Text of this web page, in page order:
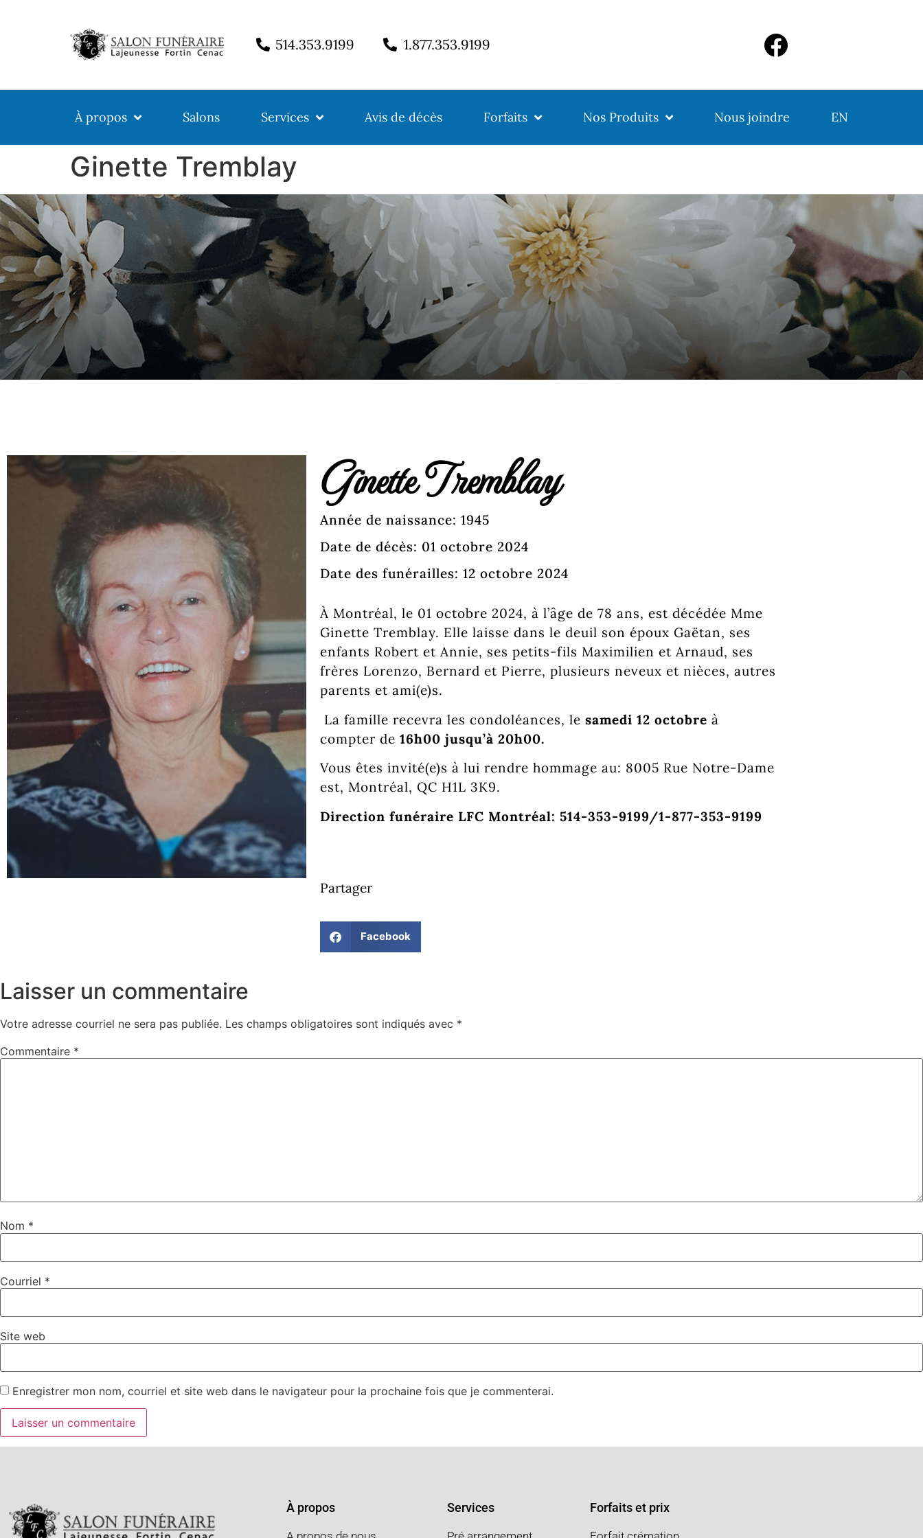
514.353.9199 1.877.353.9199
À propos Salons Services Avis de décès Forfaits Nos Produits Nous joindre EN
Ginette Tremblay
Ginette Tremblay
Année de naissance: 1945
Date de décès: 01 octobre 2024
Date des funérailles: 12 octobre 2024
À Montréal, le 01 octobre 2024, à l’âge de 78 ans, est décédée Mme
Ginette Tremblay. Elle laisse dans le deuil son époux Gaëtan, ses
enfants Robert et Annie, ses petits-fils Maximilien et Arnaud, ses
frères Lorenzo, Bernard et Pierre, plusieurs neveux et nièces, autres
parents et ami(e)s.
La famille recevra les condoléances, le samedi 12 octobre à
compter de 16h00 jusqu’à 20h00.
Vous êtes invité(e)s à lui rendre hommage au: 8005 Rue Notre-Dame
est, Montréal, QC H1L 3K9.
Direction funéraire LFC Montréal: 514-353-9199/1-877-353-9199
Partager
Facebook
Laisser un commentaire
Votre adresse courriel ne sera pas publiée. Les champs obligatoires sont indiqués avec *
Commentaire *
Nom *
Courriel *
Site web
Enregistrer mon nom, courriel et site web dans le navigateur pour la prochaine fois que je commenterai.
À propos Services Forfaits et prix